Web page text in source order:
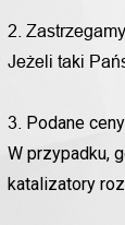
2.
Jeżeli taki
3. Podane
W przypadku,
katalizatory